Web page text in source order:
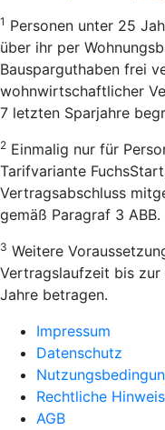
1 Personen unter 25
über ihr per
Bausparguthaben frei
wohnwirtschaftlicher
7 letzten Sparjahre
2 Einmalig nur für
Tarifvariante
Vertragsabschluss
gemäß Paragraf 3 ABB.
3 Weitere
Vertragslaufzeit bis zur
Jahre betragen.
Impressum
Datenschutz
Rechtliche
AGB